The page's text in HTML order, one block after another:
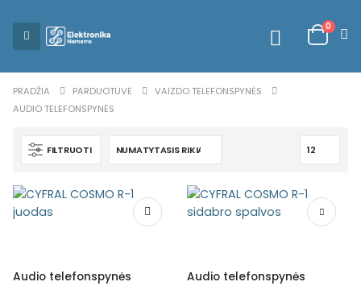
0
PRADŽIA PARDUOTUVĖ
VAIZDO TELEFONSPYNĖS
AUDIO TELEFONSPYNĖS
FILTRUOTI
Audio telefonspynės
Audio telefonspynės